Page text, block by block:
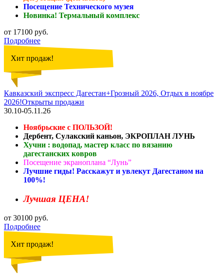
Посещение Технического музея
Новинка! Термальный комплекс
от 17100 руб.
Подробнее
Хит продаж!
Кавказский экспресс Дагестан+Грозный 2026, Отдых в ноябре
2026!Открыты продажи
30.10-05.11.26
Ноябрьские с ПОЛЬЗОЙ!
Дербент, Сулакский каньон, ЭКРОПЛАН ЛУНЬ
Хучни : водопад, мастер класс по вязанию
дагестанских ковров
Посещение экраноплана “Лунь”
Лучшие гиды! Расскажут и увлекут Дагестаном на
100%!
Лучшая ЦЕНА!
от 30100 руб.
Подробнее
Хит продаж!